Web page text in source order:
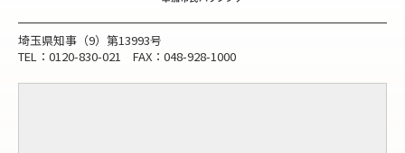
埼玉県知事（9）第13993号
TEL：0120-830-021 FAX：048-928-1000